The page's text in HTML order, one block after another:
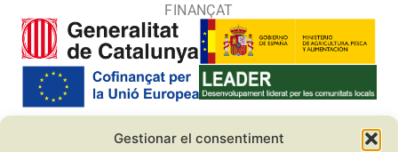
Gestionar el consentiment
FINANÇAT
COL·LABORADORS